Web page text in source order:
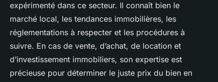
expérimenté dans ce secteur. Il connaît bien le
marché local, les tendances immobilières, les
réglementations à respecter et les procédures à
suivre. En cas de vente, d’achat, de location et
d’investissement immobiliers, son expertise est
précieuse pour déterminer le juste prix du bien en